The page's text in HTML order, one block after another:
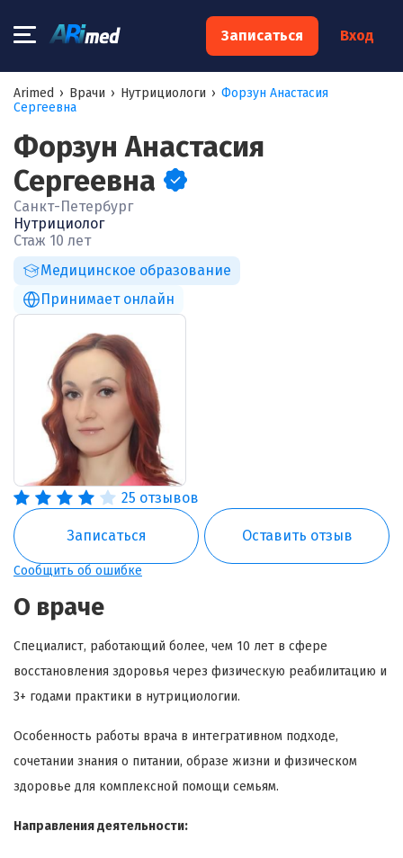
Записаться Вход
Arimed › Врачи › Нутрициологи › Форзун Анастасия
Сергеевна
Медицинское образование
Форзун Анастасия
Сергеевна
Санкт-Петербург
Нутрициолог
Принимает онлайн
Стаж 10 лет
25 отзывов
Записаться Оставить отзыв
Сообщить об ошибке
О враче
Специалист, работающий более, чем 10 лет в сфере
восстановления здоровья через физическую реабилитацию и
3+ годами практики в нутрициологии.
Особенность работы врача в интегративном подходе,
сочетании знания о питании, образе жизни и физическом
здоровье для комплексной помощи семьям.
Направления деятельности:
×
Запишитесь на консультацию к
Ваше имя:*
Ваш телефон:*
Я согласен на